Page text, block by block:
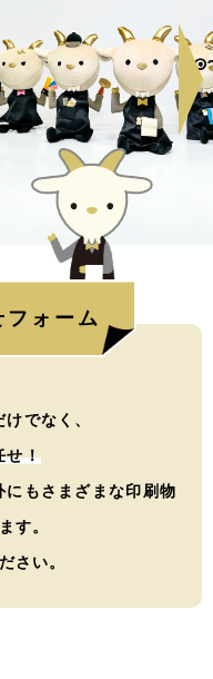
フォーム
でなく、
せ！
もさまざまな印刷物
す。
さい。